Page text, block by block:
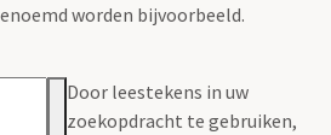
worden bijvoorbeeld.
Door leestekens in uw
zoekopdracht te gebruiken,